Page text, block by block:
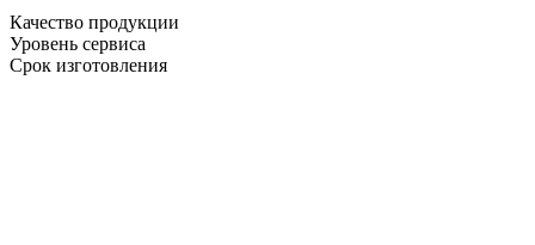
Качество продукции
Уровень сервиса
Срок изготовления